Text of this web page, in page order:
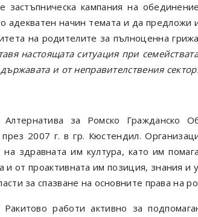
застъпническа кампания на
адекватен начин темата и да предложи
на родителите за пълноценна
настоящата ситуация при
и от неправителствения сектор.
Алтернатива за Ромско Гражданско
2007 г. в гр. Кюстендил.
здравната им култура, като им
и от проактивната им позиция, знания
за спазване на основните права на
Ракитовоработи активно за